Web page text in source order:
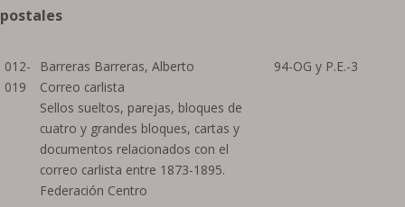
postales
012-
019
Barreras Barreras, Alberto
Correo carlista
Sellos sueltos, parejas, bloques de
cuatro y grandes bloques, cartas y
documentos relacionados con el
correo carlista entre 1873-1895.
Federación Centro
94-OG y P.E.-3